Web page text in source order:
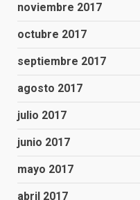
noviembre 2017
octubre 2017
septiembre 2017
agosto 2017
julio 2017
junio 2017
mayo 2017
abril 2017